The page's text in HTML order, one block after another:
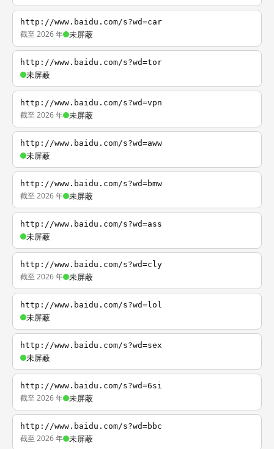
http://www.baidu.com/s?wd=car
截至 2026 年 未屏蔽
http://www.baidu.com/s?wd=tor
未屏蔽
http://www.baidu.com/s?wd=vpn
截至 2026 年 未屏蔽
http://www.baidu.com/s?wd=aww
未屏蔽
http://www.baidu.com/s?wd=bmw
截至 2026 年 未屏蔽
http://www.baidu.com/s?wd=ass
未屏蔽
http://www.baidu.com/s?wd=cly
截至 2026 年 未屏蔽
http://www.baidu.com/s?wd=lol
未屏蔽
http://www.baidu.com/s?wd=sex
未屏蔽
http://www.baidu.com/s?wd=6si
截至 2026 年 未屏蔽
http://www.baidu.com/s?wd=bbc
截至 2026 年 未屏蔽